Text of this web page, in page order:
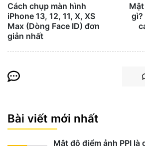
Cách chụp màn hình
iPhone 13, 12, 11, X, XS
Max (Dòng Face ID) đơn
giản nhất
gì?
Bài viết mới nhất
Mật độ điểm ảnh PPI là